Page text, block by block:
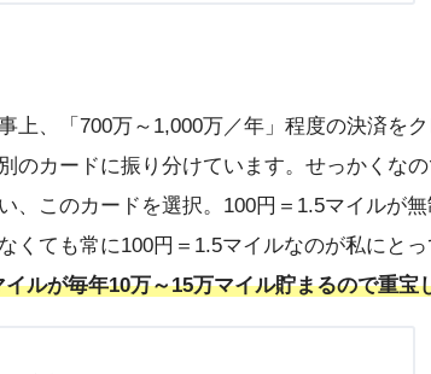
上、「700万～1,000万／年」程度の決済を
のカードに振り分けています。せっかくな
、このカードを選択。100円＝1.5マイルが
くても常に100円＝1.5マイルなのが私にと
ルが毎年10万～15万マイル貯まるので重宝